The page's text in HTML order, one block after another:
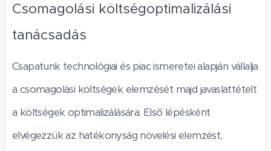
Csomagolási költségoptimalizálási
tanácsadás
Csapatunk technológiai és piac ismeretei alapján vállalja
a csomagolási költségek elemzését majd javaslattételt
a költségek optimalizálására. Első lépésként
elvégezzük az hatékonyság növelési elemzést,